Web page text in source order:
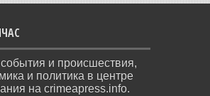
и происшествия,
и политика в центре
на crimeapress.info.